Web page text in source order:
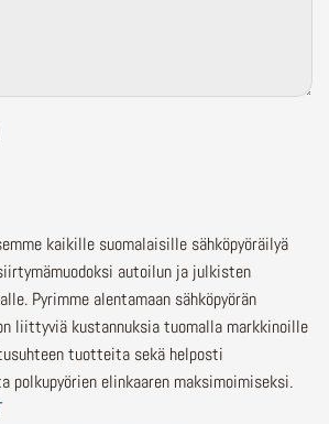
kaikille suomalaisille sähköpyöräilyä
autoilun ja julkisten
Pyrimme alentamaan sähköpyörän
liittyviä kustannuksia tuomalla markkinoille
tuotteita sekä helposti
polkupyörien elinkaaren maksimoimiseksi.